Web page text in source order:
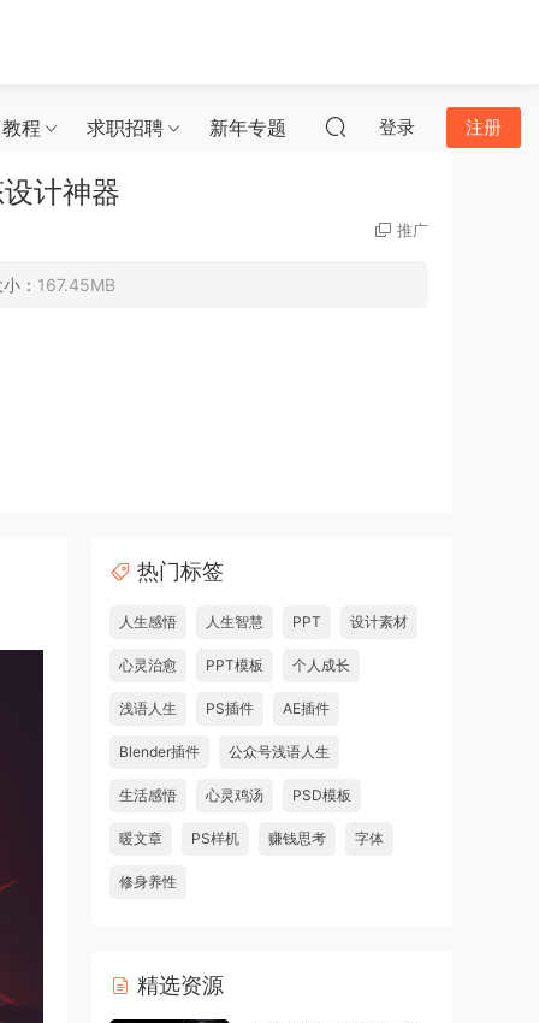
程 求职招聘 新年专题 登录 注册
计神器
推广
： 167.45MB
热门标签
人生感悟 人生智慧 PPT 设计素材
心灵治愈 PPT模板 个人成长
浅语人生 PS插件 AE插件
Blender插件 公众号浅语人生
生活感悟 心灵鸡汤 PSD模板
暖文章 PS样机 赚钱思考 字体
修身养性
精选资源